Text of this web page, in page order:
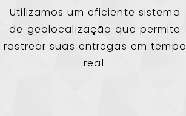
Utilizamos um eficiente sistema
de geolocalização que permite
rastrear suas entregas em tempo
real.